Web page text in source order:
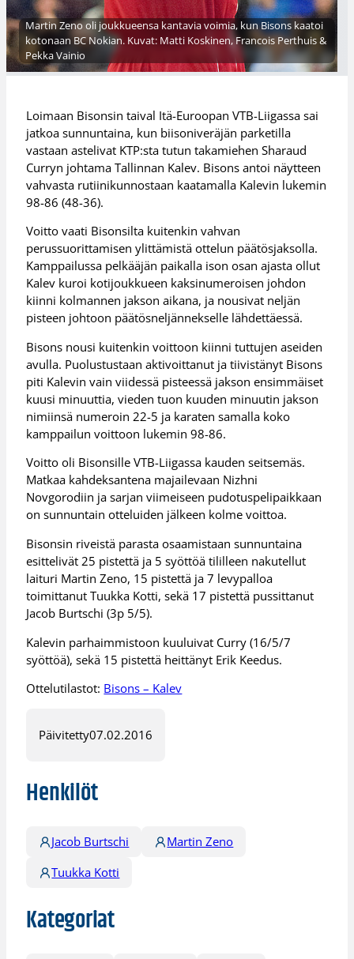
Martin Zeno oli joukkueensa kantavia voimia, kun Bisons kaatoi
kotonaan BC Nokian. Kuvat: Matti Koskinen, Francois Perthuis &
Pekka Vainio
Loimaan Bisonsin taival Itä-Euroopan VTB-Liigassa sai
jatkoa sunnuntaina, kun biisoniveräjän parketilla
vastaan astelivat KTP:sta tutun takamiehen Sharaud
Curryn johtama Tallinnan Kalev. Bisons antoi näytteen
vahvasta rutiinikunnostaan kaatamalla Kalevin lukemin
98-86 (48-36).
Voitto vaati Bisonsilta kuitenkin vahvan
perussuorittamisen ylittämistä ottelun päätösjaksolla.
Kamppailussa pelkääjän paikalla ison osan ajasta ollut
Kalev kuroi kotijoukkueen kaksinumeroisen johdon
kiinni kolmannen jakson aikana, ja nousivat neljän
pisteen johtoon päätösneljännekselle lähdettäessä.
Bisons nousi kuitenkin voittoon kiinni tuttujen aseiden
avulla. Puolustustaan aktivoittanut ja tiivistänyt Bisons
piti Kalevin vain viidessä pisteessä jakson ensimmäiset
kuusi minuuttia, vieden tuon kuuden minuutin jakson
nimiinsä numeroin 22-5 ja karaten samalla koko
kamppailun voittoon lukemin 98-86.
Voitto oli Bisonsille VTB-Liigassa kauden seitsemäs.
Matkaa kahdeksantena majailevaan Nizhni
Novgorodiin ja sarjan viimeiseen pudotuspelipaikkaan
on sunnuntain otteluiden jälkeen kolme voittoa.
Bisonsin riveistä parasta osaamistaan sunnuntaina
esittelivät 25 pistettä ja 5 syöttöä tililleen nakutellut
laituri Martin Zeno, 15 pistettä ja 7 levypalloa
toimittanut Tuukka Kotti, sekä 17 pistettä pussittanut
Jacob Burtschi (3p 5/5).
Kalevin parhaimmistoon kuuluivat Curry (16/5/7
syöttöä), sekä 15 pistettä heittänyt Erik Keedus.
Ottelutilastot: Bisons – Kalev
Päivitetty07.02.2016
Henkilöt
Jacob Burtschi
Martin Zeno
Tuukka Kotti
Kategoriat